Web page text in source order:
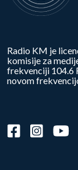
Radio KM je
komisije za
frekvenciji 104.6
novom